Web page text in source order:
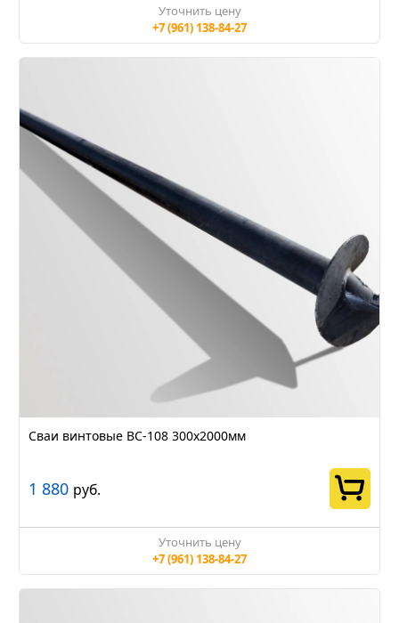
Уточнить цену
+7 (961) 138-84-27
Сваи винтовые ВС-108 300х2000мм
1 880 руб.
Уточнить цену
+7 (961) 138-84-27